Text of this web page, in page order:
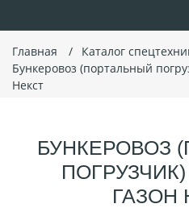
Главная Каталог
Бункеровоз (портальный
Некст
БУНКЕРОВОЗ
ГАЗОН